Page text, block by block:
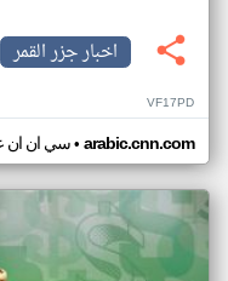
اخبار جزر القمر
VF17PD
سي ان ان• arabic.cnn.com